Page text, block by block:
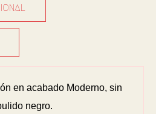
en acabado Moderno, sin
negro.